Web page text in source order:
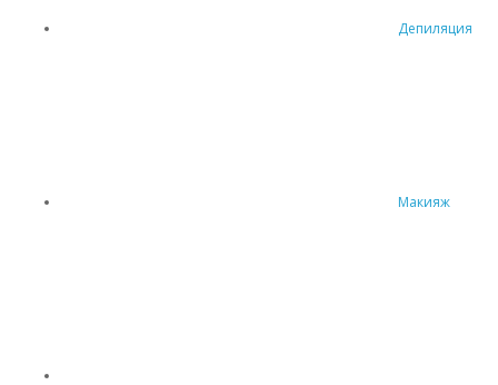
Депиляция
Макияж